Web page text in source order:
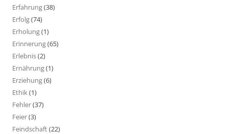
Erfahrung(38)
Erfolg(74)
Erholung(1)
Erinnerung(65)
Erlebnis(2)
Ernährung(1)
Erziehung(6)
Ethik(1)
Fehler(37)
Feier(3)
Feindschaft(22)